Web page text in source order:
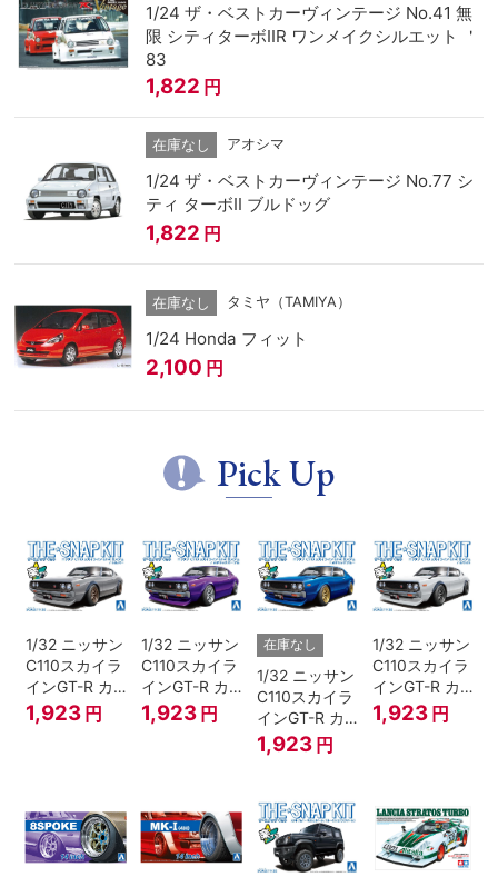
1/24 ザ・ベストカーヴィンテージ No.41 無
限 シティターボⅡR ワンメイクシルエット ＇
83
1,822 円
在庫なし アオシマ
1/24 ザ・ベストカーヴィンテージ No.77 シ
ティ ターボII ブルドッグ
1,822 円
在庫なし タミヤ（TAMIYA）
1/24 Honda フィット
2,100 円
Pick Up
1/32 ニッサン
C110スカイラ
インGT-R カ
スタム(シルバ
ー)
1,923 円
1/32 ニッサン
C110スカイラ
インGT-R カ
スタム(メタリ
ックパープル)
1,923 円
在庫なし
1/32 ニッサン
C110スカイラ
インGT-R カ
スタム(メタリ
ックブルー)
1,923 円
1/32 ニッサン
C110スカイラ
インGT-R カ
スタム(ホワイ
ト)
1,923 円